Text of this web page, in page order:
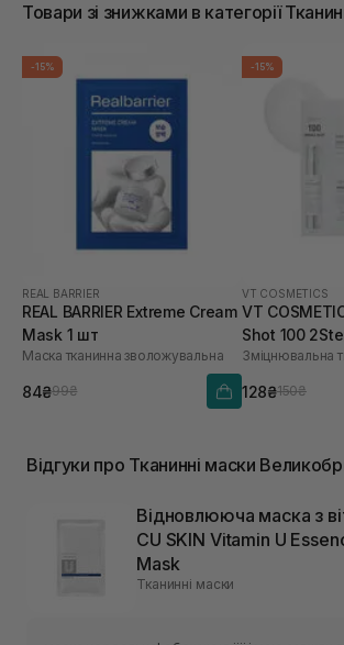
Товари зі знижками в категорії
-15%
REAL BARRIER
REAL BARRIER Extreme Cream
Mask 1 шт
Маска тканинна зволожувальна
84₴99₴
-15%
VT COSMETICS
VT
Shot 100
Зміцнювальна
128₴150₴
Відгуки про Тканинні маски
Відновлююча маска з
CU SKIN Vitamin U
Mask
Тканинні маски